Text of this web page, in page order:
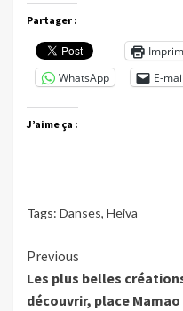
Partager :
WhatsApp
E-mail
J’aime ça :
Tags: Danses, Heiva
Continue
Reading
Previous
Les plus belles
découvrir, place Mamao